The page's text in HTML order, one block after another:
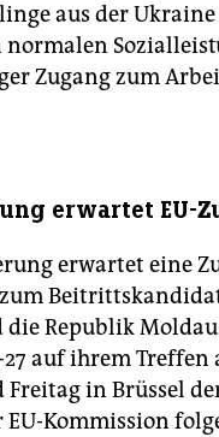
aus der
Zugang zum
erwartet EU-
erwartet eine
Republik Moldau.
27 auf ihrem Treffen
in Brüssel
Kommission